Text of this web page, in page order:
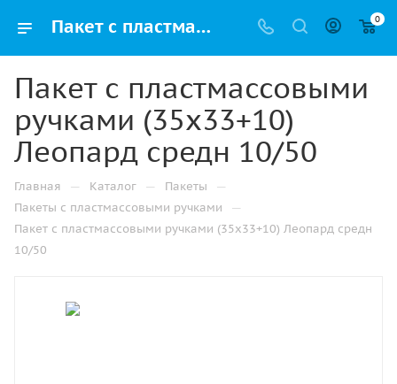
Пакет с пластмассовыми ручками (35х33+10) Леопард средн 10/50 купить в Санкт-Петербурге с доставкой оптом и в розницу 0
Пакет с пластмассовыми
ручками (35х33+10)
Леопард средн 10/50
Главная — Каталог — Пакеты —
Пакеты с пластмассовыми ручками —
Пакет с пластмассовыми ручками (35х33+10) Леопард средн
10/50